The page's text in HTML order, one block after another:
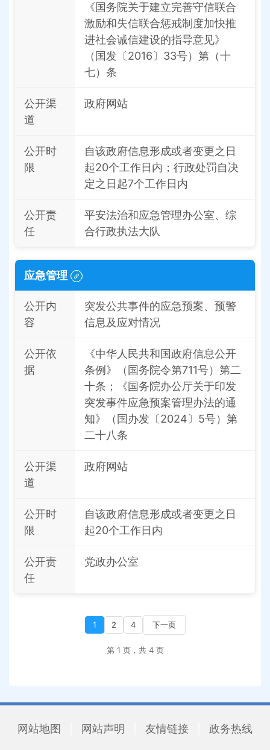
《国务院关于建立完善守信联合
激励和失信联合惩戒制度加快推
进社会诚信建设的指导意见》
（国发〔2016〕33号）第（十
七）条
公开渠
道
政府网站
公开时
限
自该政府信息形成或者变更之日
起20个工作日内；行政处罚自决
定之日起7个工作日内
公开责
任
平安法治和应急管理办公室、综
合行政执法大队
应急管理
公开内
容
突发公共事件的应急预案、预警
信息及应对情况
公开依
据
《中华人民共和国政府信息公开
条例》（国务院令第711号）第二
十条；《国务院办公厅关于印发
突发事件应急预案管理办法的通
知》（国办发〔2024〕5号）第
二十八条
公开渠
道
政府网站
公开时
限
自该政府信息形成或者变更之日
起20个工作日内
公开责
任
党政办公室
1 2 4 下一页
第 1 页，共 4 页
网站地图 网站声明 友情链接 政务热线